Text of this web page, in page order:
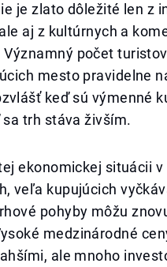
je zlato dôležité len z
aj z kultúrnych a
Významný počet turistov
mesto pravidelne
keď sú výmenné
sa trh stáva živším.
ekonomickej situácii v
veľa kupujúcich
pohyby môžu
medzinárodné
ale mnoho